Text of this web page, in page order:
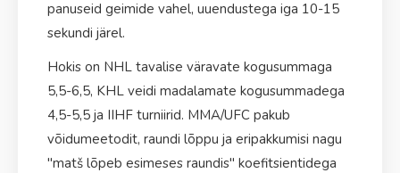
panuseid geimide vahel, uuendustega iga 10-15
sekundi järel.
Hokis on NHL tavalise väravate kogusummaga
5,5-6,5, KHL veidi madalamate kogusummadega
4,5-5,5 ja IIHF turniirid. MMA/UFC pakub
võidumeetodit, raundi lõppu ja eripakkumisi nagu
"matš lõpeb esimeses raundis" koefitsientidega